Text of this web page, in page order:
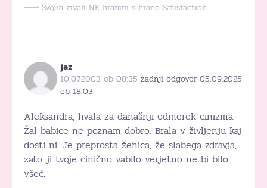
----- Svojih zivali NE hranim s hrano Satisfaction.
jaz
10.07.2003 ob 08:35 zadnji odgovor 05.09.2025
ob 18:03
Aleksandra, hvala za današnji odmerek cinizma.
Žal babice ne poznam dobro. Brala v življenju kaj
dosti ni. Je preprosta ženica, že slabega zdravja,
zato ji tvoje cinično vabilo verjetno ne bi bilo
všeč.